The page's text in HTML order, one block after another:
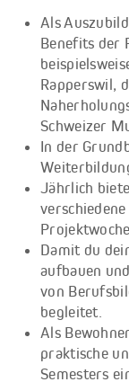
Als
Benefits der
Rapperswil,
Schweizer
In der
Jährlich
Damit du
aufbauen
von
begleitet.
Als
praktische
Semesters